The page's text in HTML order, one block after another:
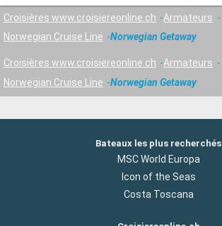
Croisières www.croisiereonline.ch
Armateurs
Norwegian Cruise Line
Norwegian Getaway
Croisières www.croisiereonline.ch
Armateurs
Norwegian Cruise Line
Norwegian Getaway
Bateaux les plus recherchés
MSC World Europa
Icon of the Seas
Costa Toscana